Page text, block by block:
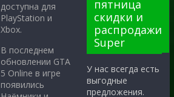
доступна для
PlayStation и
Xbox.
В последнем
обновлении GTA
5 Online в игре
появились
пятница
скидки и
распродажи
Super
У нас всегда есть
выгодные
предложения.